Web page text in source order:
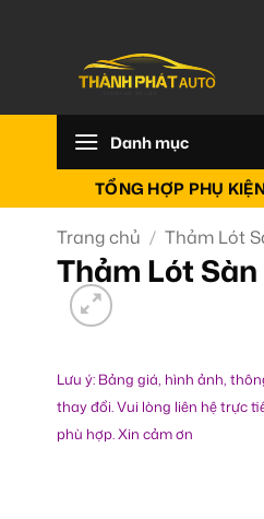
Danh mục
TỔNG HỢP PHỤ
Trang chủ / Thảm Lót
Thảm Lót
Lưu ý: Bảng giá, hình ảnh,
thay đổi. Vui lòng liên hệ trực
phù hợp. Xin cảm ơn